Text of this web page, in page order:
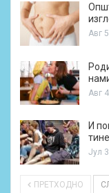
Авг
Авг
И
Јул
ПРЕТХОДНО